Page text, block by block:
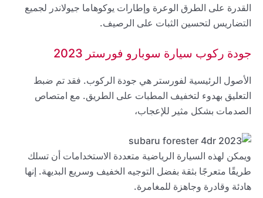
القدرة على الطرق الوعرة وإطارات يوكوهاما جيولاندر لجميع
التضاريس لتحسين الثبات على الرصيف.
جودة ركوب سيارة سوبارو فورستر 2023
الأصول الرئيسية لفورستر هي جودة الركوب. فقد تم ضبط
التعليق بهدوء لتخفيف المطبات على الطريق. مع امتصاص
الصدمات بشكل مثير للإعجاب،
ويمكن لهذه السيارة الرياضية متعددة الاستخدامات أن تسلك
طريقًا متعرجًا بثقة بفضل التوجيه الخفيف وسريع البديهة. إنها
هادئة وقادرة وجاهزة للمغامرة.